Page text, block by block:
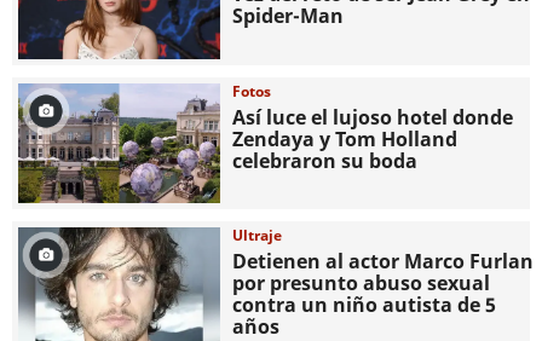
Spider-Man
Fotos
Así luce el lujoso hotel donde
Zendaya y Tom Holland
celebraron su boda
Ultraje
Detienen al actor Marco Furlan
por presunto abuso sexual
contra un niño autista de 5
años